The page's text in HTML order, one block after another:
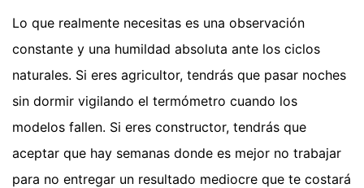
Lo que realmente necesitas es una observación
constante y una humildad absoluta ante los ciclos
naturales. Si eres agricultor, tendrás que pasar noches
sin dormir vigilando el termómetro cuando los
modelos fallen. Si eres constructor, tendrás que
aceptar que hay semanas donde es mejor no trabajar
para no entregar un resultado mediocre que te costará